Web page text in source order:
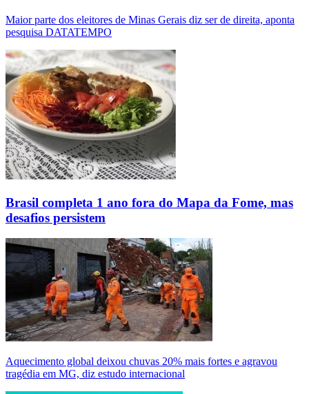
Maior parte dos eleitores de Minas Gerais diz ser de direita, aponta
pesquisa DATATEMPO
Brasil completa 1 ano fora do Mapa da Fome, mas
desafios persistem
Aquecimento global deixou chuvas 20% mais fortes e agravou
tragédia em MG, diz estudo internacional